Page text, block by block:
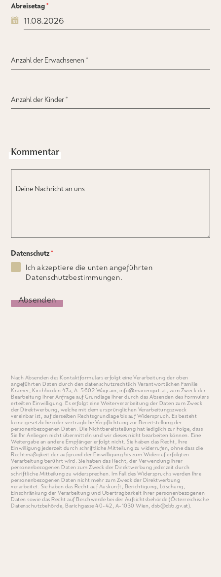
Abreisetag*
Anzahl der Erwachsenen*
Anzahl der Kinder*
Kommentar
Deine Nachricht an uns
Datenschutz*
Ich akzeptiere die unten angeführten
Datenschutzbestimmungen.
Absenden
Nach Absenden des Kontaktformulars erfolgt eine Verarbeitung der oben
angeführten Daten durch den datenschutzrechtlich Verantwortlichen Familie
Kramer, Kirchboden 47a, A-5602 Wagrain,info@mariengut.at
, zum Zweck der
Bearbeitung Ihrer Anfrage auf Grundlage Ihrer durch das Absenden des Formulars
erteilten Einwilligung. Es erfolgt eine Weiterverarbeitung der Daten zum Zweck
der Direktwerbung, welche mit dem ursprünglichen Verarbeitungszweck
vereinbar ist, auf derselben Rec­htsgrundlage bis auf Widerspruch. Es besteht
keine gesetzliche oder vertragliche Verpflichtung zur Bereitstellung der
personenbezogenen Daten. Die Nichtbereitstellung hat lediglich zur Folge, dass
Sie Ihr Anliegen nicht übermitteln und wir dieses nicht bearbeiten können. Eine
Weitergabe an andere Empfänger erfolgt nicht. Sie haben das Recht, Ihre
Einwilligung jederzeit durch schriftliche Mitteilung zu widerrufen, ohne dass die
Rechtmäßigkeit der aufgrund der Einwilligung bis zum Widerruf erfolgten
Verarbeitung berührt wird. Sie haben das Recht, der Verwendung Ihrer
personenbezogenen Daten zum Zweck der Direktwerbung jederzeit durch
schriftliche Mitteilung zu widersprechen. Im Fall des Widerspruchs werden Ihre
personenbezogenen Daten nicht mehr zum Zweck der Direktwerbung
verarbeitet. Sie haben das Recht auf Auskunft, Berichtigung, Löschung,
Einschränkung der Verarbeitung und Übertragbarkeit Ihrer personenbezogenen
Daten sowie das Recht auf Beschwerde bei der Aufsichtsbehörde (Österreichische
Datenschutzbehörde, Barichgasse 40-42, A-1030 Wien,dsb@dsb.gv.at).